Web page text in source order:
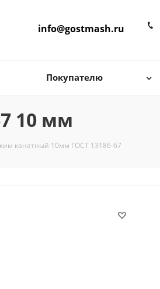
info@gostmash.ru
Покупателю
10 мм
канатный 10мм ГОСТ 13186-67